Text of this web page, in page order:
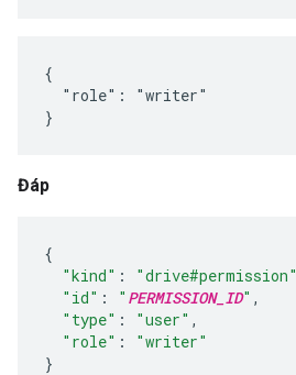
{
  "role": "writer"
}
Đáp
{
"kind" : "drive#permission"
"id" : " PERMISSION_ID" ,
"type" : "user" ,
"role" :
"writer"
}